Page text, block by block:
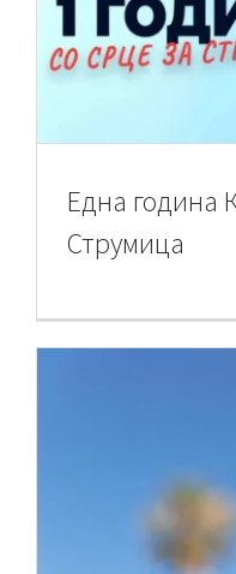
Една година
Струмица